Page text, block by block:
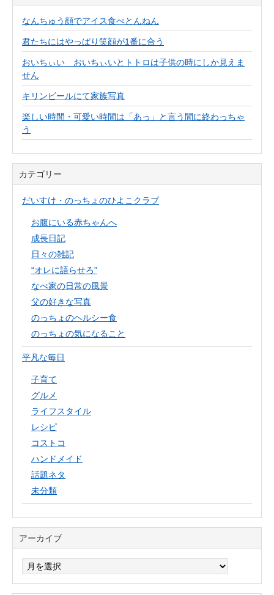
なんちゅう顔でアイス食べとんねん
君たちにはやっぱり笑顔が1番に合う
おいちぃい おいちぃいとトトロは子供の時にしか見えま
せん
キリンビールにて家族写真
楽しい時間・可愛い時間は「あっ」と言う間に終わっちゃ
う
カテゴリー
だいすけ・のっちょのひよこクラブ
お腹にいる赤ちゃんへ
成長日記
日々の雑記
“オレに語らせろ”
なべ家の日常の風景
父の好きな写真
のっちょのヘルシー食
のっちょの気になること
平凡な毎日
子育て
グルメ
ライフスタイル
レシピ
コストコ
ハンドメイド
話題ネタ
未分類
アーカイブ